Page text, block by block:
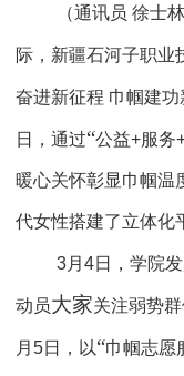
（通讯员 徐士
际，新疆石河子职业
奋进新征程 巾帼建
日，通过“公益+服务
暖心关怀彰显巾帼温
代女性搭建了立体化
3月4日，学院
动员大家关注弱势
月5日，以“巾帼志愿